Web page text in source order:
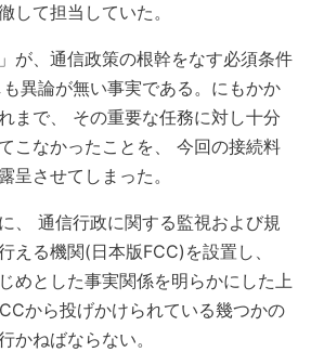
して担当していた。
が、通信政策の根幹をなす必須条件
異論が無い事実である。にもかか
まで、 その重要な任務に対し十分
こなかったことを、 今回の接続料
呈させてしまった。
、 通信行政に関する監視および規
える機関(日本版FCC)を設置し、
めとした事実関係を明らかにした上
から投げかけられている幾つかの
かねばならない。